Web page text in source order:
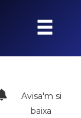
Avisa'm si
baixa